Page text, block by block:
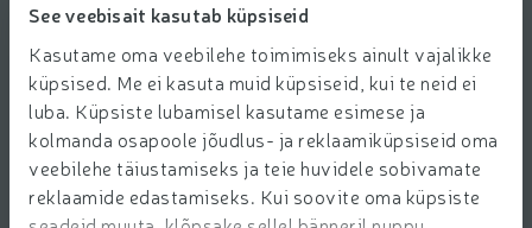
See veebisait kasutab küpsiseid
Kasutame oma veebilehe toimimiseks ainult vajalikke
küpsised. Me ei kasuta muid küpsiseid, kui te neid ei
luba. Küpsiste lubamisel kasutame esimese ja
kolmanda osapoole jõudlus- ja reklaamiküpsiseid oma
veebilehe täiustamiseks ja teie huvidele sobivamate
reklaamide edastamiseks. Kui soovite oma küpsiste